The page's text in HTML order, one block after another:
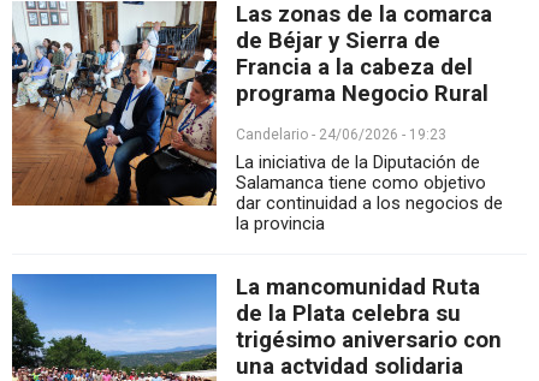
Las zonas de la comarca
de Béjar y Sierra de
Francia a la cabeza del
programa Negocio Rural
Candelario - 24/06/2026 - 19:23
La iniciativa de la Diputación de
Salamanca tiene como objetivo
dar continuidad a los negocios de
la provincia
La mancomunidad Ruta
de la Plata celebra su
trigésimo aniversario con
una actvidad solidaria